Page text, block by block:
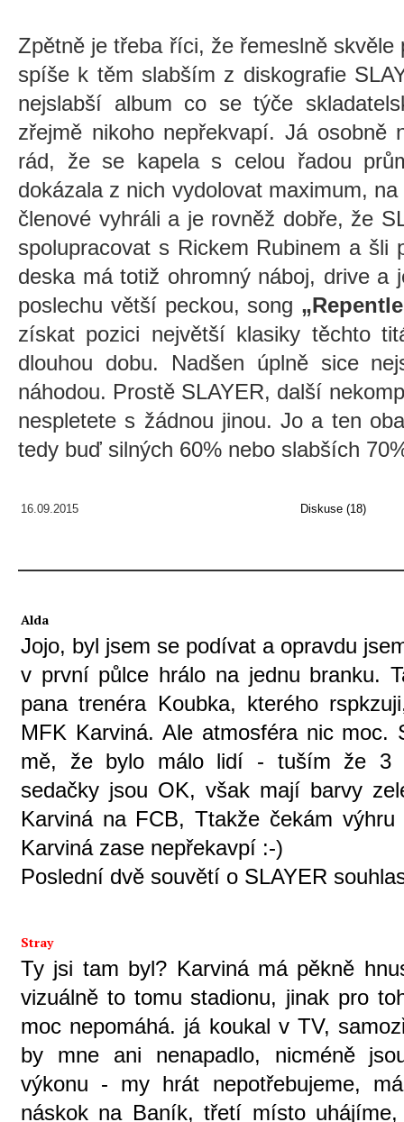
Zpětně je třeba říci, že řemeslně skvěle
spíše k těm slabším z diskografie
nejslabší album co se týče
zřejmě nikoho nepřekvapí. Já osobně
rád, že se kapela s celou řadou
dokázala z nich vydolovat maximum,
členové vyhráli a je rovněž dobře, že
spolupracovat s Rickem Rubinem a šli
deska má totiž ohromný náboj, drive a
poslechu větší peckou, song
získat pozici největší klasiky těchto
dlouhou dobu. Nadšen úplně sice
náhodou. Prostě SLAYER, další
nespletete s žádnou jinou. Jo a ten
tedy buď silných 60% nebo slabších
16.09.2015 Diskuse (18)
Alda
Jojo, byl jsem se podívat a opravdu
v první půlce hrálo na jednu branku.
pana trenéra Koubka, kterého
MFK Karviná. Ale atmosféra nic moc.
mě, že bylo málo lidí - tuším že 3
sedačky jsou OK, však mají barvy
Karviná na FCB, Ttakže čekám
Karviná zase nepřekavpí :-)
Poslední dvě souvětí o SLAYER
Stray
Ty jsi tam byl? Karviná má pěkně
vizuálně to tomu stadionu, jinak pro
moc nepomáhá. já koukal v TV,
by mne ani nenapadlo, nicméně
výkonu - my hrát nepotřebujeme,
náskok na Baník, třetí místo